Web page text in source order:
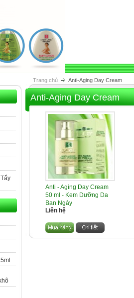
Trang chủ Anti-Aging Day Cream
Anti-Aging Day Cream
Anti - Aging Day Cream
50 ml - Kem Dưỡng Da
Ban Ngày
Liên hệ